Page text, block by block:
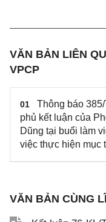
VĂN BẢN LIÊN
VPCP
01
Thông báo
phủ kết luận của
Dũng tại buổi làm
việc thực hiện mục
VĂN BẢN CÙNG